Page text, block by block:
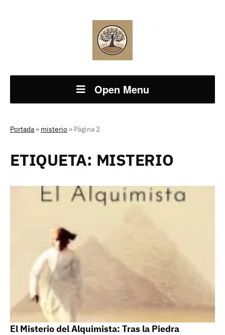
Open Menu
Portada » misterio » Página 2
ETIQUETA: MISTERIO
El Misterio del Alquimista: Tras la Piedra